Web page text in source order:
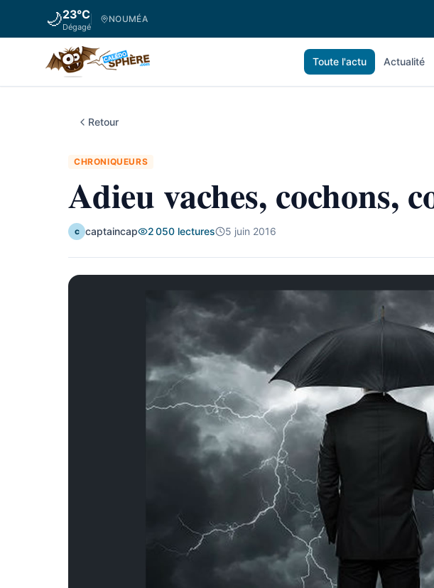
🌙23°C
Dégagé
NOUMÉA
Toute l'actu Actualité
Retour
CHRONIQUEURS
Adieu vaches, cochons,
c captaincap 2 050 lectures 5 juin 2016